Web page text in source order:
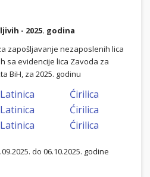
- 2025. godina
zapošljavanje nezaposlenih lica
sa evidencije lica Zavoda za
BiH, za 2025. godinu
Latinica
Ćirilica
Latinica
Ćirilica
Latinica Ćirilica
do 06.10.2025. godine